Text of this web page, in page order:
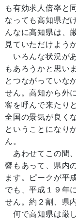
も有効求人倍率と
なっても高知県だ
んなに高知県は、
見ていただけよう
いろんな状況が
もあろうかと思い
とつながっていな
せん。高知から外
客を呼んで来たり
全国の景気が良く
ということになり
ん。
あわせてこの間
響もあって、県内
ます。ピークが平
でも、平成１９年
せん。約２割、県
何で高知県は厳